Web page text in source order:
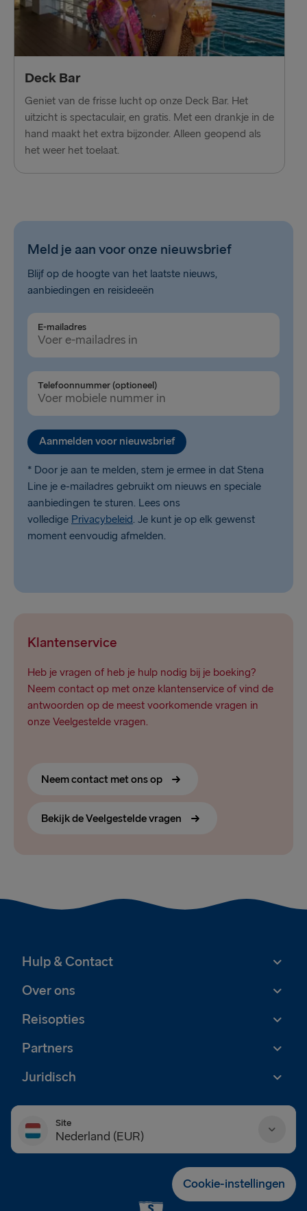
Deck Bar
Geniet van de frisse lucht op onze Deck Bar. Het
uitzicht is spectaculair, en gratis. Met een drankje in de
hand maakt het extra bijzonder. Alleen geopend als
het weer het toelaat.
Meld je aan voor onze nieuwsbrief
Blijf op de hoogte van het laatste nieuws,
aanbiedingen en reisideeën
E-mailadres
Telefoonnummer (optioneel)
Aanmelden voor nieuwsbrief
* Door je aan te melden, stem je ermee in dat Stena
Line je e-mailadres gebruikt om nieuws en speciale
aanbiedingen te sturen. Lees ons
volledige Privacybeleid. Je kunt je op elk gewenst
moment eenvoudig afmelden.
Klantenservice
Heb je vragen of heb je hulp nodig bij je boeking?
Neem contact op met onze klantenservice of vind de
antwoorden op de meest voorkomende vragen in
onze Veelgestelde vragen.
Neem contact met ons op
Bekijk de Veelgestelde vragen
Hulp & Contact
Over ons
Reisopties
Partners
Juridisch
Site
Nederland (EUR)
Cookie-instellingen